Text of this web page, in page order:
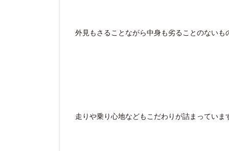
外見もさることながら中身も劣ることのないも
走りや乗り心地などもこだわりが詰まっていま